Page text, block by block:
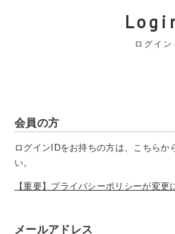
ログイン
会員の方
ログインIDをお持ちの方は、こちらか
い。
【重要】プライバシーポリシーが変更
メールアドレス